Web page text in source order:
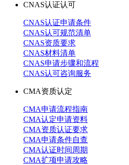
CNAS认证认可
CNAS认证申请条件
CNAS认可规范清单
CNAS资质要求
CNAS材料清单
CNAS申请步骤和流程
CNAS认可咨询服务
CMA资质认定
CMA申请流程指南
CMA认定申请资料
CMA资质认证要求
CMA申请条件自查
CMA认证时间周期
CMA扩项申请攻略